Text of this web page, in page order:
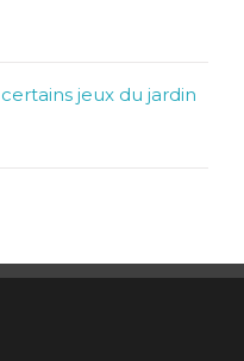
jeux du jardin